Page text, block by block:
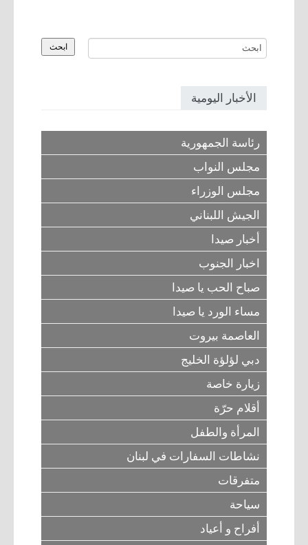
الأخبار اليومية
رئاسة الجمهورية
مجلس النواب
مجلس الوزراء
الجيش اللبناني
أخبار صيدا
اخبار الجنوب
صباح الحب يا صيدا
مساء الورد يا صيدا
العاصمة بيروت
دبي لؤلؤة الخليج
زيارة خاصة
أقلام حرّة
المرأة والطفل
نشاطات السفارات في لبنان
متفرقات
سياحة
أفراح و أعياد